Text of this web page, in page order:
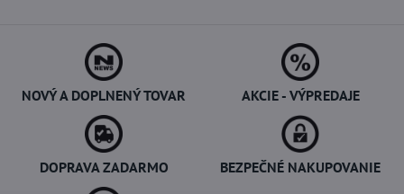
NOVÝ A DOPLNENÝ TOVAR AKCIE - VÝPREDAJE
DOPRAVA ZADARMO BEZPEČNÉ NAKUPOVANIE